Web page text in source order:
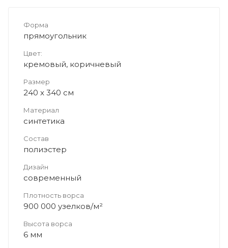
Форма
прямоугольник
Цвет:
кремовый, коричневый
Размер
240 x 340 см
Материал
синтетика
Состав
полиэстер
Дизайн
современный
Плотность ворса
900 000 узелков/м²
Высота ворса
6 мм